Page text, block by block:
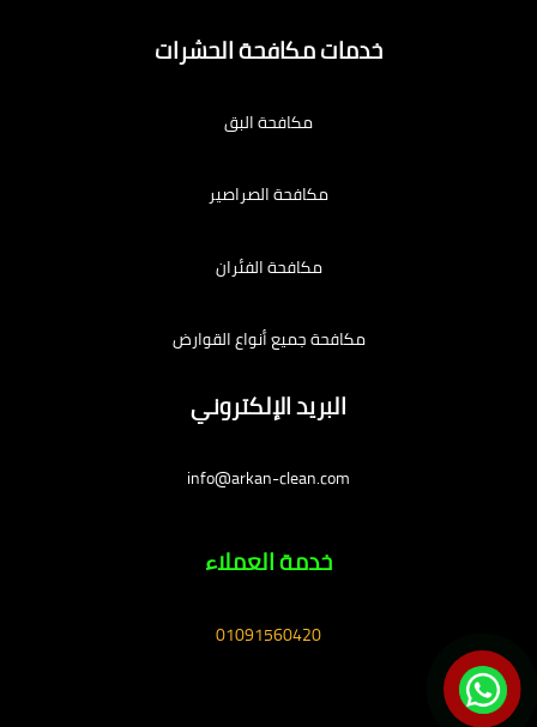
خدمات مكافحة الحشرات
مكافحة البق
مكافحة الصراصير
مكافحة الفئران
مكافحة جميع أنواع القوارض
البريد الإلكتروني
info@arkan-clean.com
خدمة العملاء
01091560420